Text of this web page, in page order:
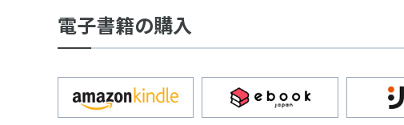
電子書籍の購入